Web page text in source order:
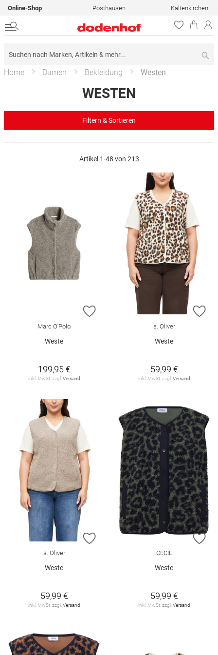
Online-Shop Posthausen Kaltenkirchen
Home Damen Bekleidung Westen
WESTEN
Artikel 1-48 von 213
ZUR WUNSCHLISTE HINZUFÜGEN
Marc O'Polo
Weste
199,95 €
inkl. MwSt. zzgl. Versand
s. Oliver
Weste
59,99 €
inkl. MwSt. zzgl. Versand
ZUR WUNSCHLISTE HINZUFÜGEN
s. Oliver
Weste
59,99 €
inkl. MwSt. zzgl. Versand
CECIL
Weste
59,99 €
inkl. MwSt. zzgl. Versand
Filtern & Sortieren